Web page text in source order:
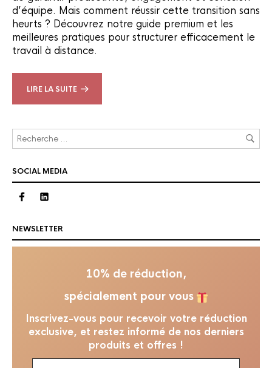
d’équipe. Mais comment réussir cette transition sans
heurts ? Découvrez notre guide premium et les
meilleures pratiques pour structurer efficacement le
travail à distance.
LIRE LA SUITE
SOCIAL MEDIA
NEWSLETTER
10% de réduction,
spécialement pour vous
Inscrivez-vous pour recevoir votre réduction
exclusive, et restez informé de nos derniers
produits et offres !